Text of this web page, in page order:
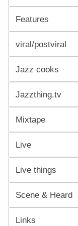
Features
viral/postviral
Jazz cooks
Jazzthing.tv
Mixtape
Live
Live things
Scene & Heard
Links